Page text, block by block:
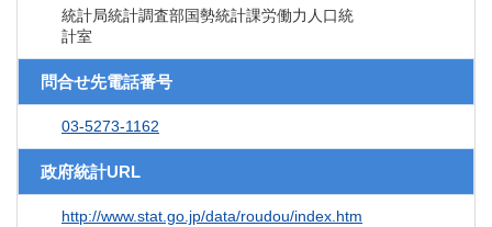
統計局統計調査部国勢統計課労働力人口統
計室
問合せ先電話番号
03-5273-1162
政府統計URL
http://www.stat.go.jp/data/roudou/index.htm